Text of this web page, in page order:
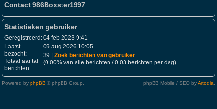
Contact 986Boxster1997
Statistieken gebruiker
Geregistreerd:04 feb 2023 9:41
Laatst
bezocht:
09 aug 2026 10:05
Totaal aantal
berichten:
39 | Zoek berichten van gebruiker
(0.00% van alle berichten / 0.03 berichten per dag)
Powered by phpBB © phpBB Group. phpBB Mobile / SEO byArtodia